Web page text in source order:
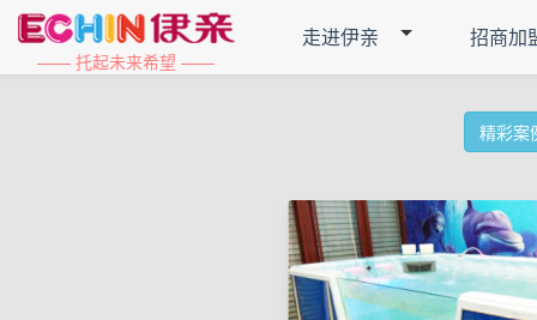
—— 托起未来希望 ——
走进伊亲 招商加
精彩案